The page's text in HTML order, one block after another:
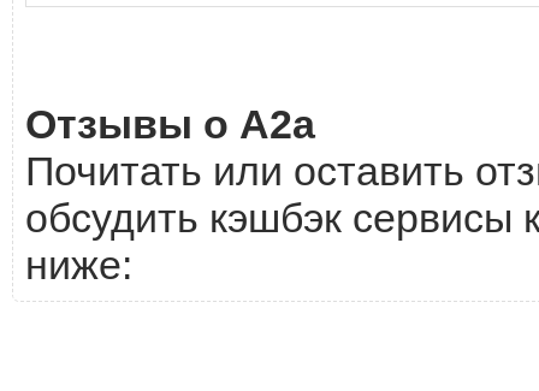
Отзывы о A2a
Почитать или оставить
обсудить кэшбэк сервисы
ниже: